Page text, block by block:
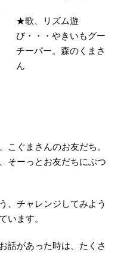
★歌、リズム遊
び・・・ やきいもグー
チーパー。 森のくまさ
ん
こぐまさんのお友だち。
そーっとお友だちにぶつ
、チャレンジしてみよう
います。
話があった時は、たくさ